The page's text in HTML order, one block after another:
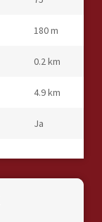
180 m
0.2 km
4.9 km
Ja